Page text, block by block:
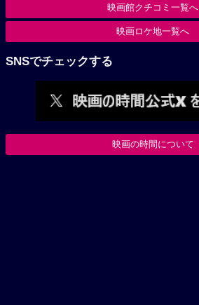
映画館クチコミ一覧へ
映画ロケ地一覧へ
SNSでチェックする
映画の時間について